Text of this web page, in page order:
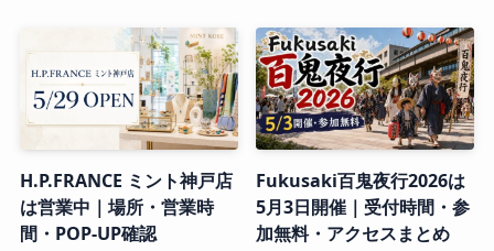
H.P.FRANCE ミント神戸店
は営業中｜場所・営業時
間・POP-UP確認
Fukusaki百鬼夜行2026は
5月3日開催｜受付時間・参
加無料・アクセスまとめ